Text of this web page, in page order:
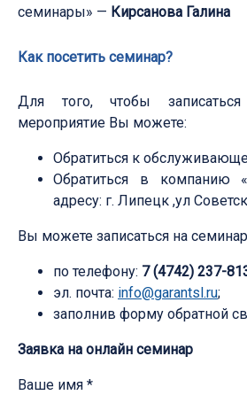
семинары» — Кирсанова Галина
Как посетить семинар?
Для того, чтобы
мероприятие Вы можете:
Обратиться к
Обратиться в компанию
адресу: г. Липецк ,ул
Вы можете записаться на
по телефону: 7 (4742) 237-
эл. почта: info@garantsl.ru;
заполнив форму обратной
Заявка на онлайн семинар
Ваше имя *